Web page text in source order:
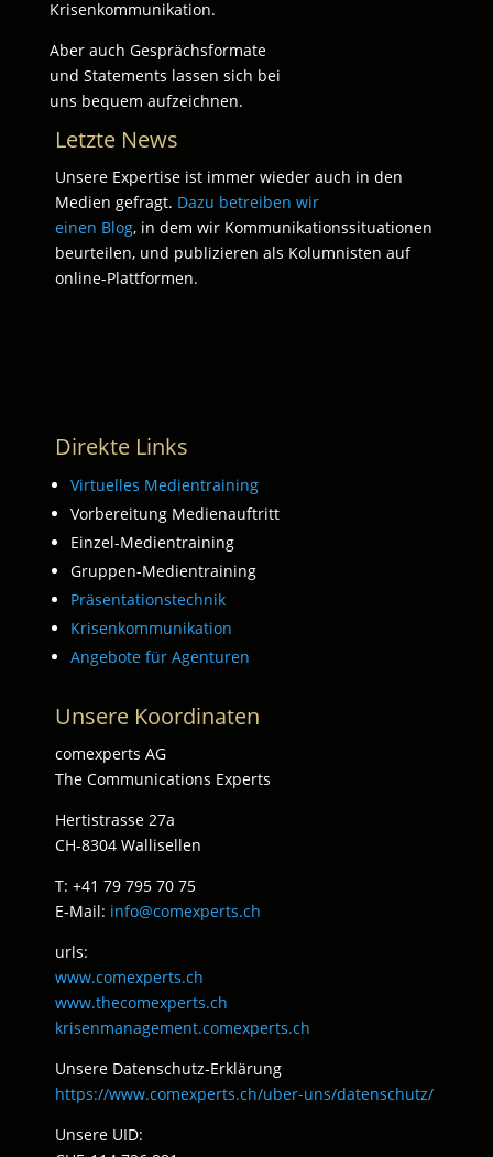
Krisenkommunikation.
Aber auch Gesprächsformate
und Statements lassen sich bei
uns bequem aufzeichnen.
Letzte News
Unsere Expertise ist immer wieder auch in den
Medien gefragt. Dazu betreiben wir
einen Blog, in dem wir Kommunikationssituationen
beurteilen, und publizieren als Kolumnisten auf
online-Plattformen.
Direkte Links
Virtuelles Medientraining
Vorbereitung Medienauftritt
Einzel-Medientraining
Gruppen-Medientraining
Präsentationstechnik
Krisenkommunikation
Angebote für Agenturen
Unsere Koordinaten
comexperts AG
The Communications Experts
Hertistrasse 27a
CH-8304 Wallisellen
T: +41 79 795 70 75
E-Mail: info@comexperts.ch
urls:
www.comexperts.ch
www.thecomexperts.ch
krisenmanagement.comexperts.ch
Unsere Datenschutz-Erklärung
https://www.comexperts.ch/uber-uns/datenschutz/
Unsere UID: